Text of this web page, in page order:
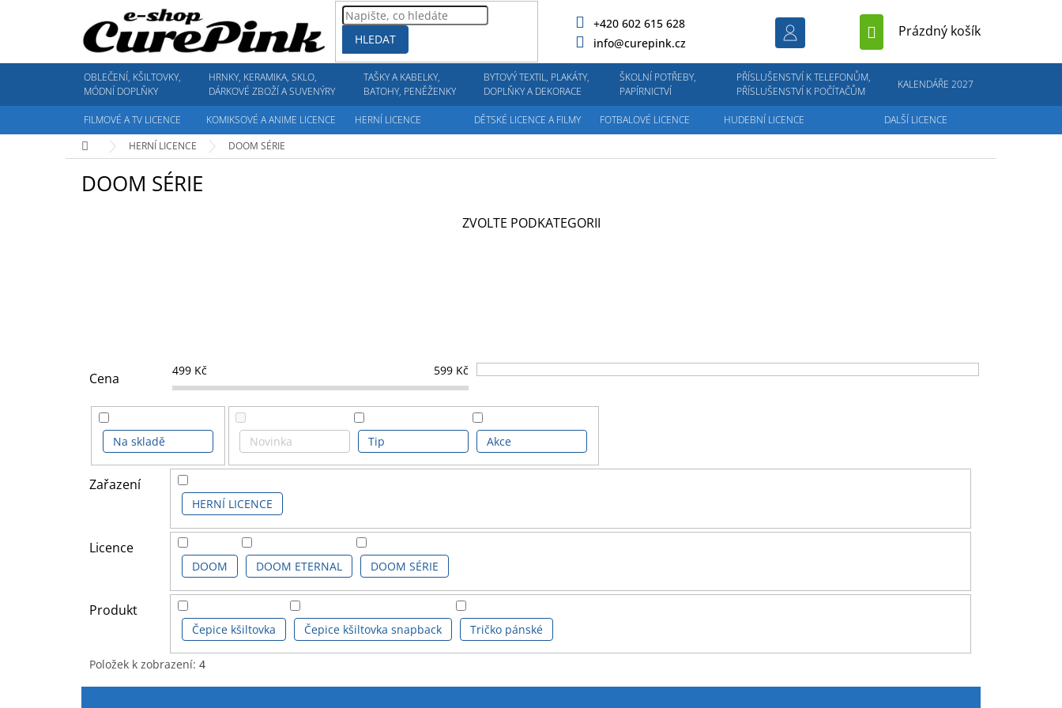
HLEDAT
+420 602 615 628
info@curepink.cz
NÁKUPNÍ
Prázdný košík
OBLEČENÍ, KŠILTOVKY,
MÓDNÍ DOPLŇKY
HRNKY, KERAMIKA, SKLO,
DÁRKOVÉ ZBOŽÍ A SUVENÝRY
TAŠKY A KABELKY,
BATOHY, PENĚŽENKY
BYTOVÝ TEXTIL, PLAKÁTY,
DOPLŇKY A DEKORACE
ŠKOLNÍ POTŘEBY,
PAPÍRNICTVÍ
PŘÍSLUŠENSTVÍ K TELEFONŮM,
PŘÍSLUŠENSTVÍ K POČÍTAČŮM
KALENDÁŘE 2027
FILMOVÉ A TV LICENCE KOMIKSOVÉ A ANIME LICENCE HERNÍ LICENCE DĚTSKÉ LICENCE A FILMY FOTBALOVÉ LICENCE HUDEBNÍ LICENCE
DALŠÍ LICENCE
Domů
HERNÍ LICENCE DOOM SÉRIE
DOOM SÉRIE
ZVOLTE PODKATEGORII
Cena 499 Kč 599 Kč
Na skladě Novinka Tip Akce
Zařazení
HERNÍ LICENCE
Licence
DOOM DOOM ETERNAL DOOM SÉRIE
Produkt
Čepice kšiltovka Čepice kšiltovka snapback Tričko pánské
Položek k zobrazení: 4